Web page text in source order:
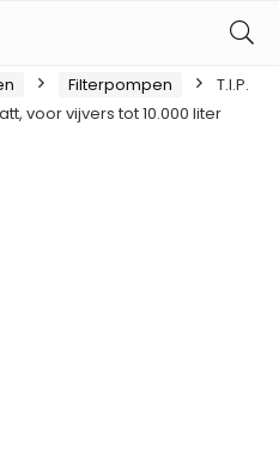
Filterpompen
T.I.P.
voor vijvers tot 10.000 liter